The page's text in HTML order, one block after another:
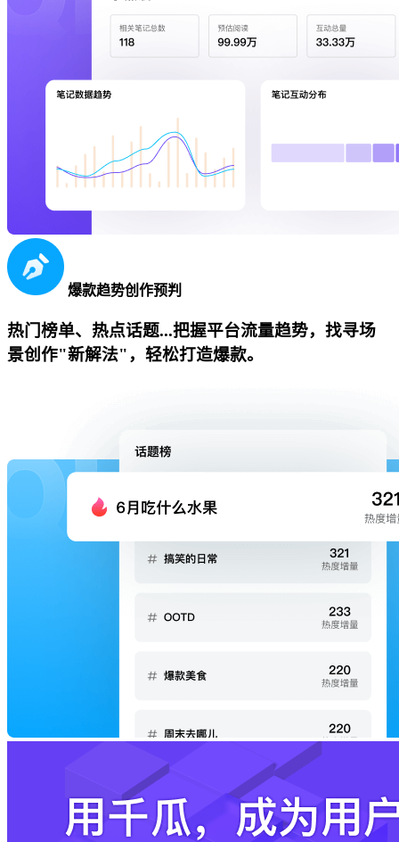
爆款趋势创作预判
热门榜单、热点话题...把握平台流量趋势，找寻场
景创作"新解法"，轻松打造爆款。